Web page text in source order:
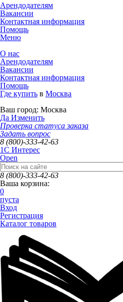
Арендодателям
Вакансии
Контактная информация
Помощь
Меню
О нас
Арендодателям
Вакансии
Контактная информация
Помощь
Где купить в Москва
Ваш город: Москва
Да Изменить
Проверка статуса заказа
Задать вопрос
8 (800)-333-42-63
1C Интерес
Open
8 (800)-333-42-63
Ваша корзина:
0
пуста
Вход
Регистрация
Каталог товаров